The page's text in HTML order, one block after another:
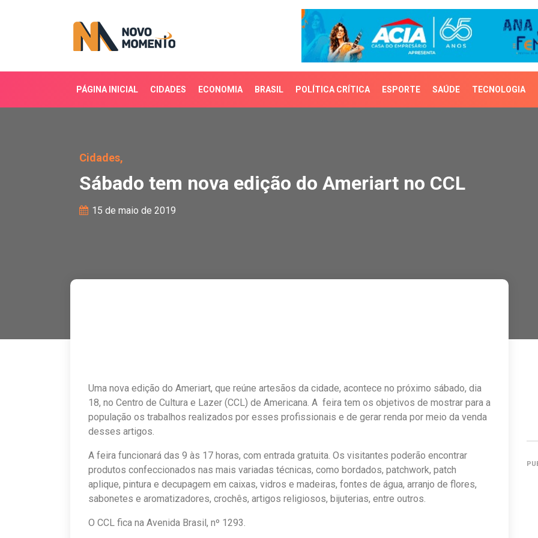
PÁGINA INICIAL CIDADES ECONOMIA BRASIL POLÍTICA CRÍTICA ESPORTE SAÚDE TECNOLOGIA
Cidades,
Sábado tem nova edição do Ameriart no CCL
15 de maio de 2019
Uma nova edição do Ameriart, que reúne artesãos da cidade, acontece no próximo sábado, dia
18, no Centro de Cultura e Lazer (CCL) de Americana. A feira tem os objetivos de mostrar para a
população os trabalhos realizados por esses profissionais e de gerar renda por meio da venda
desses artigos.
A feira funcionará das 9 às 17 horas, com entrada gratuita. Os visitantes poderão encontrar
produtos confeccionados nas mais variadas técnicas, como bordados, patchwork, patch
aplique, pintura e decupagem em caixas, vidros e madeiras, fontes de água, arranjo de flores,
sabonetes e aromatizadores, crochês, artigos religiosos, bijuterias, entre outros.
O CCL fica na Avenida Brasil, nº 1293.